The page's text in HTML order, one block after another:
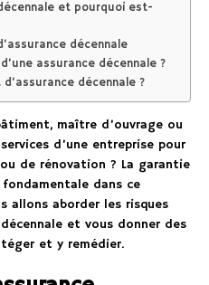
et pourquoi est-
décennale
assurance décennale ?
décennale ?
maître d’ouvrage ou
d’une entreprise pour
de rénovation ? La garantie
dans ce
allons aborder les risques
et vous donner des
et y remédier.